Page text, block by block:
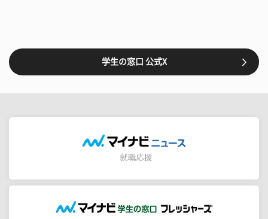
学生の窓口 公式X